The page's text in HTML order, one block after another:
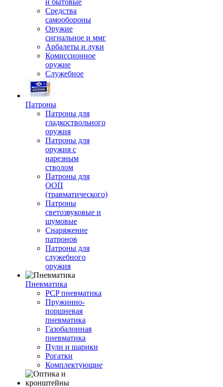
и бытовые
Средства
самообороны
Оружие
сигнальное и ммг
Арбалеты и луки
Комиссионное
оружие
Служебное
Патроны
Патроны для
гладкоствольного
оружия
Патроны для
оружия с
нарезным
стволом
Патроны для
ООП
(травматического)
Патроны
светозвуковые и
шумовые
Снаряжение
патронов
Патроны для
служебного
оружия
Пневматика
PCP пневматика
Пружинно-
поршневая
пневматика
Газобалонная
пневматика
Пули и шарики
Рогатки
Комплектующие